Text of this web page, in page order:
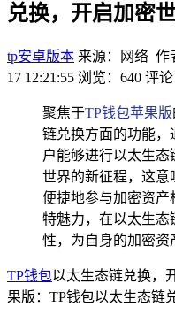
兑换，开启加密
tp安卓版本 来源：网络 作
17 12:21:55 浏览：640 评
聚焦于TP钱包苹果版
链兑换方面的功能，
户能够进行以太生
世界的新征程，这意
便捷地参与加密资产
特魅力，在以太生态
性，为自身的加密资
TP钱包以太生态链兑换，
果版：TP钱包以太生态链